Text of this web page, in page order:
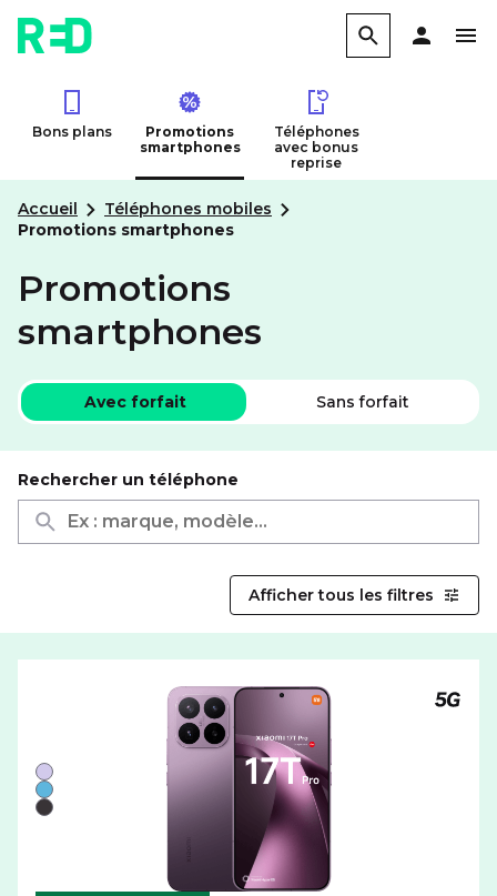
Bons plans
Promotions
smartphones
Téléphones
avec bonus
reprise
Accueil
Téléphones mobiles
Promotions smartphones
Promotions
smartphones
Téléphones mobiles
Avec forfait Sans forfait
Rechercher un téléphone
Afficher tous les filtres
Liste de couleurs disponibles pour le XIAOMI 17T Pro
Violet
Bleu
Noir